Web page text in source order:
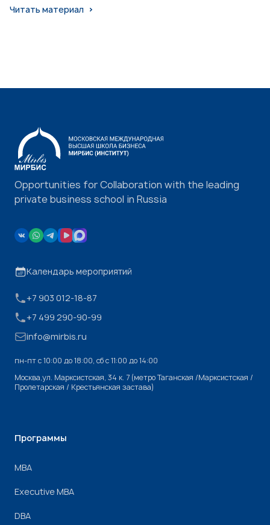
Читать материал
Opportunities for Collaboration with the leading
private business school in Russia
Календарь мероприятий
+7 903 012-18-87
+7 499 290-90-99
info@mirbis.ru
пн-пт с 10:00 до 18:00, cб с 11:00 до 14:00
Москва,ул. Марксистская, 34 к. 7 (метро Таганская /Марксистская /
Пролетарская / Крестьянская застава)
Программы
МВА
Executive MBA
DBA